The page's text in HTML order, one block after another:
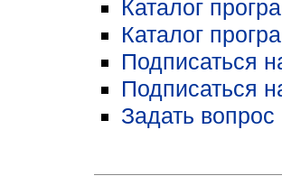
Каталог
Каталог
Подписаться
Подписаться
Задать